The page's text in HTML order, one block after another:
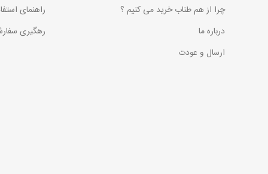
چرا از هم طناب خرید می کنیم ؟
درباره ما
ارسال و عودت
راهنمای
رهگیری